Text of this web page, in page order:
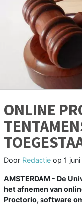
ONLINE
Door Redactie op 1
AMSTERDAM - De
het afnemen van
Proctorio, software